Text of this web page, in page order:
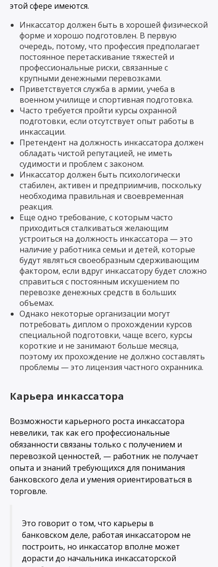
этой сфере имеются.
Инкассатор должен быть в хорошей физической
форме и хорошо подготовлен. В первую
очередь, потому, что профессия предполагает
постоянное перетаскивание тяжестей и
профессиональные риски, связанные с
крупными денежными перевозками.
Приветствуется служба в армии, учеба в
военном училище и спортивная подготовка.
Часто требуется пройти курсы охранной
подготовки, если отсутствует опыт работы в
инкассации.
Претендент на должность инкассатора должен
обладать чистой репутацией, не иметь
судимости и проблем с законом.
Инкассатор должен быть психологически
стабилен, активен и предприимчив, поскольку
необходима правильная и своевременная
реакция.
Еще одно требование, с которым часто
приходиться сталкиваться желающим
устроиться на должность инкассатора — это
наличие у работника семьи и детей, которые
будут являться своеобразным сдерживающим
фактором, если вдруг инкассатору будет сложно
справиться с постоянным искушением по
перевозке денежных средств в больших
объемах.
Однако некоторые организации могут
потребовать диплом о прохождении курсов
специальной подготовки, чаще всего, курсы
короткие и не занимают больше месяца,
поэтому их прохождение не должно составлять
проблемы — это лицензия частного охранника.
Карьера инкассатора
Возможности карьерного роста инкассатора
невелики, так как его профессиональные
обязанности связаны только с получением и
перевозкой ценностей, — работник не получает
опыта и знаний требующихся для понимания
банковского дела и умения ориентироваться в
торговле.
Это говорит о том, что карьеры в
банковском деле, работая инкассатором не
построить, но инкассатор вполне может
дорасти до начальника инкассаторской